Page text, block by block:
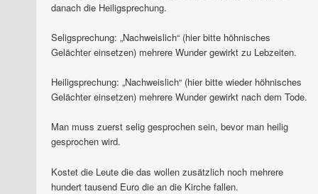
danach die Heiligsprechung.
Seligsprechung: „Nachweislich“ (hier bitte höhnisches
Gelächter einsetzen) mehrere Wunder gewirkt zu Lebzeiten.
Heiligsprechung: „Nachweislich“ (hier bitte wieder höhnisches
Gelächter einsetzen) mehrere Wunder gewirkt nach dem Tode.
Man muss zuerst selig gesprochen sein, bevor man heilig
gesprochen wird.
Kostet die Leute die das wollen zusätzlich noch mehrere
hundert tausend Euro die an die Kirche fallen.